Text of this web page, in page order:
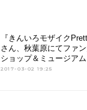
『きんいろモザイク
さん、秋葉原にてファ
ショップ＆ミュージア
2017-03-02 19:25